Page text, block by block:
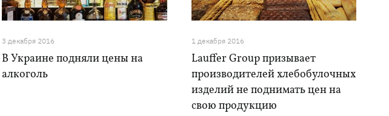
3 декабря 2016
В Украине подняли цены на
алкоголь
1 декабря 2016
Lauffer Group призывает
производителей хлебобулочных
изделий не поднимать цен на
свою продукцию